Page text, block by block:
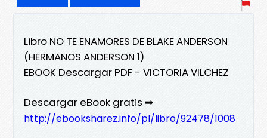
Libro NO TE ENAMORES DE BLAKE ANDERSON
(HERMANOS ANDERSON 1)
EBOOK Descargar PDF - VICTORIA VILCHEZ
Descargar eBook gratis ➡
http://ebooksharez.info/pl/libro/92478/1008